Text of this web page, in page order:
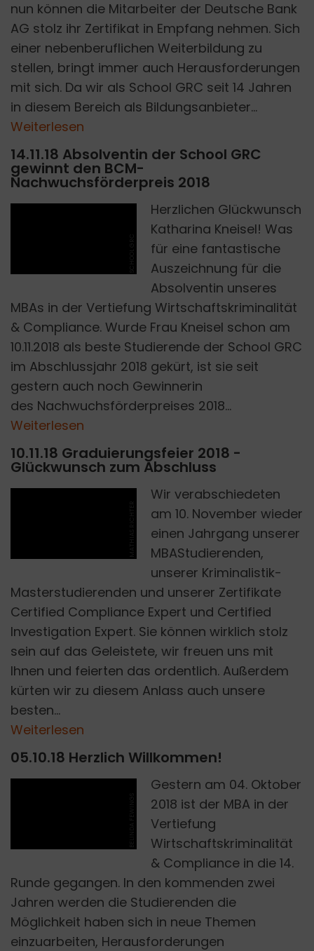
nun können die Mitarbeiter der Deutsche Bank
AG stolz ihr Zertifikat in Empfang nehmen. Sich
einer nebenberuflichen Weiterbildung zu
stellen, bringt immer auch Herausforderungen
mit sich. Da wir als School GRC seit 14 Jahren
in diesem Bereich als Bildungsanbieter...
Weiterlesen
14.11.18 Absolventin der School GRC
gewinnt den BCM-
Nachwuchsförderpreis 2018
Herzlichen Glückwunsch
Katharina Kneisel! Was
für eine fantastische
Auszeichnung für die
Absolventin unseres
MBAs in der Vertiefung Wirtschaftskriminalität
& Compliance. Wurde Frau Kneisel schon am
10.11.2018 als beste Studierende der School GRC
im Abschlussjahr 2018 gekürt, ist sie seit
gestern auch noch Gewinnerin
des Nachwuchsförderpreises 2018...
Weiterlesen
10.11.18 Graduierungsfeier 2018 -
Glückwunsch zum Abschluss
Wir verabschiedeten
am 10. November wieder
einen Jahrgang unserer
MBAStudierenden,
unserer Kriminalistik-
Masterstudierenden und unserer Zertifikate
Certified Compliance Expert und Certified
Investigation Expert. Sie können wirklich stolz
sein auf das Geleistete, wir freuen uns mit
Ihnen und feierten das ordentlich. Außerdem
kürten wir zu diesem Anlass auch unsere
besten...
Weiterlesen
05.10.18 Herzlich Willkommen!
Gestern am 04. Oktober
2018 ist der MBA in der
Vertiefung
Wirtschaftskriminalität
& Compliance in die 14.
Runde gegangen. In den kommenden zwei
Jahren werden die Studierenden die
Möglichkeit haben sich in neue Themen
einzuarbeiten, Herausforderungen